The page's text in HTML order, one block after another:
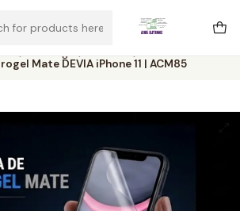
Catálogo
Películas
Mate DEVIA iPhone 11 | ACM85